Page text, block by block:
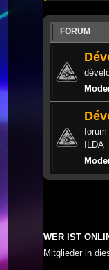
FORUM
ILDA
WER IST
Mitglieder in